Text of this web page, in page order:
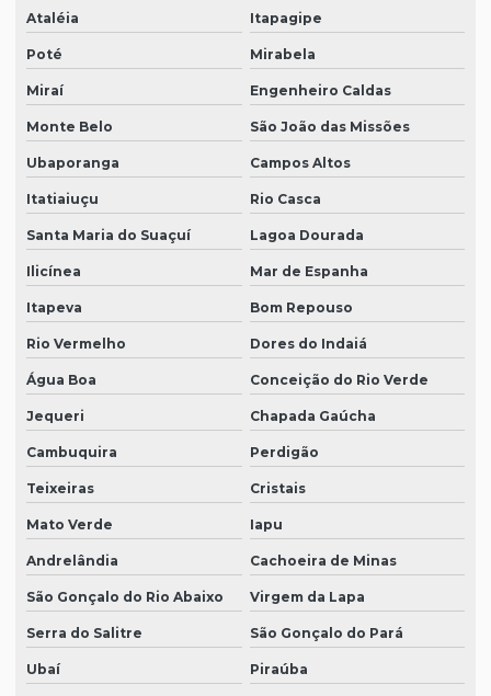
Ataléia Itapagipe
Poté Mirabela
Miraí Engenheiro Caldas
Monte Belo São João das Missões
Ubaporanga Campos Altos
Itatiaiuçu Rio Casca
Santa Maria do Suaçuí Lagoa Dourada
Ilicínea Mar de Espanha
Itapeva Bom Repouso
Rio Vermelho Dores do Indaiá
Água Boa Conceição do Rio Verde
Jequeri Chapada Gaúcha
Cambuquira Perdigão
Teixeiras Cristais
Mato Verde Iapu
Andrelândia Cachoeira de Minas
São Gonçalo do Rio Abaixo Virgem da Lapa
Serra do Salitre São Gonçalo do Pará
Ubaí Piraúba